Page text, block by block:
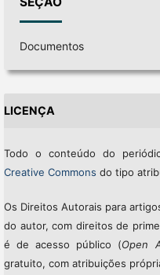
Documentos
LICENÇA
Todo o conteúdo do
Creative Commons do tipo
Os Direitos Autorais para
do autor, com direitos de
é de acesso público (Open
gratuito, com atribuições